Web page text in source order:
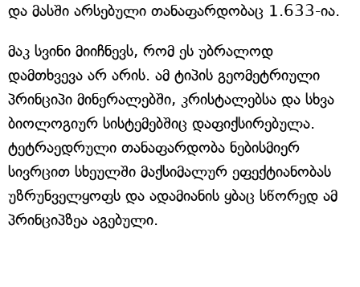
და მასში არსებული თანაფარდობაც 1.633-ია.
მაკ სვინი მიიჩნევს, რომ ეს უბრალოდ
დამთხვევა არ არის. ამ ტიპის გეომეტრიული
პრინციპი მინერალებში, კრისტალებსა და სხვა
ბიოლოგიურ სისტემებშიც დაფიქსირებულა.
ტეტრაედრული თანაფარდობა ნებისმიერ
სივრცით სხეულში მაქსიმალურ ეფექტიანობას
უზრუნველყოფს და ადამიანის ყბაც სწორედ ამ
პრინციპზეა აგებული.